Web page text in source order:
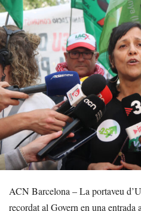
ACN Barcelona – La portaveu
recordat al Govern en una